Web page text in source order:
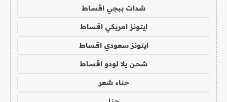
شدات ببجي اقساط
ايتونز امريكي اقساط
ايتونز سعودي اقساط
شحن يلا لودو اقساط
حناء شعر